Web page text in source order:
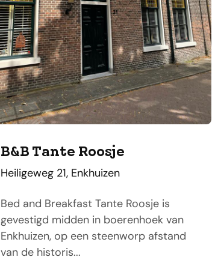
B&B Tante Roosje
adres
Heiligeweg 21, Enkhuizen
Bed and Breakfast Tante Roosje is
gevestigd midden in boerenhoek van
Enkhuizen, op een steenworp afstand
van de historis...